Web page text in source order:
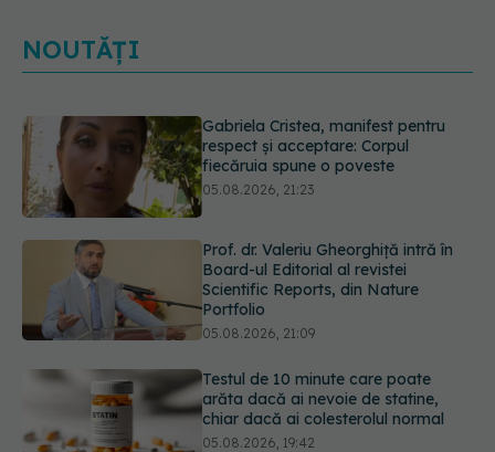
NOUTĂȚI
Prof. dr. Valeriu Gheorghiță intră în
Board-ul Editorial al revistei
Scientific Reports, din Nature
Portfolio
Testul de 10 minute care poate
arăta dacă ai nevoie de statine,
chiar dacă ai colesterolul normal
05.08.2026, 19:42
Unde trebuie să ții pâinea când
afară este caniculă. Greșeala care o
usucă sau o umple de mucegai în
doar câteva zile